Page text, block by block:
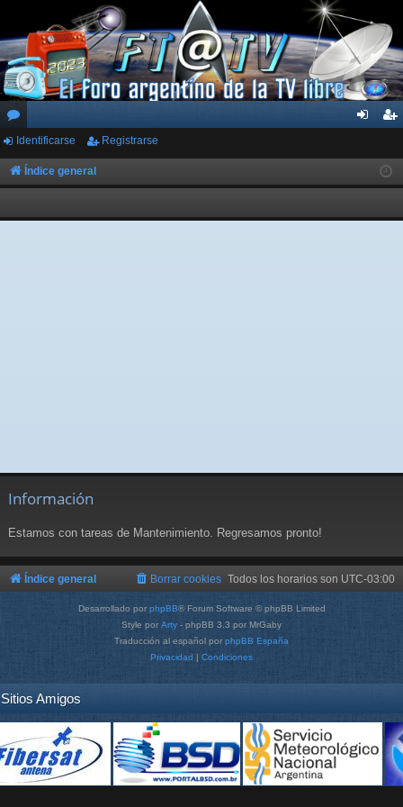
or
os
ar
ist
rs
Identificarse Registrarse
Índice general
Información
Estamos con tareas de Mantenimiento. Regresamos pronto!
Índice general Todos los horarios son UTC-03:00
Borrar cookies
Desarrollado por phpBB® Forum Software © phpBB Limited
Style por Arty - phpBB 3.3 por MrGaby
Traducción al español por phpBB España
Privacidad | Condiciones
Sitios Amigos